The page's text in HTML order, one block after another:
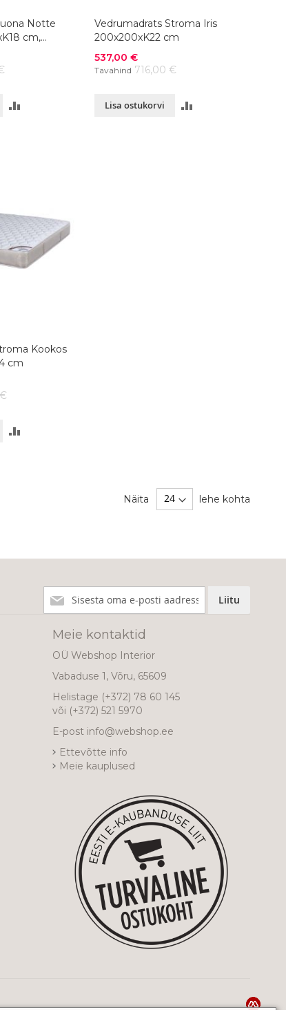
Notte
cm,
Vedrumadrats Stroma Iris
200x200xK22 cm
Soodushind
537,00 €
Tavahind 716,00 €
Lisa ostukorvi
Kookos
cm
Näita lehe kohta
meie
Liitu
Meie kontaktid
OÜ Webshop Interior
Vabaduse 1, Võru, 65609
Helistage (+372) 78 60 145
või (+372) 521 5970
E-post info@webshop.ee
Ettevõtte info
Meie kauplused